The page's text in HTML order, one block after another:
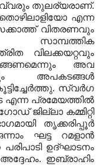
തുലര്യരാണ്.
എന്ന
വിതരണവും
സാമ്പത്തിക
വിലക്കയറ്റവും
അവ
അപകടങ്ങള്‍
സ്വര്‍ഗ
എന്ന പ്രമേയത്തില്‍
കമ്മിറ്റി
തൃക്കരിപ്പൂര്‍
ഘട്ട റമളാന്‍
ഉദ്ഘാടനം
ഇബ്രാഹിം